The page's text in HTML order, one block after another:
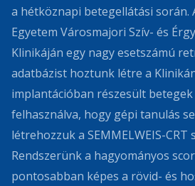
a hétköznapi betegellátási során.
Egyetem Városmajori Szív- és
Klinikáján egy nagy esetszámú
adatbázist hoztunk létre a
implantációban részesült
felhasználva, hogy gépi tanulás
létrehozzuk a SEMMELWEIS-CRT
Rendszerünk a hagyományos
pontosabban képes a rövid- és